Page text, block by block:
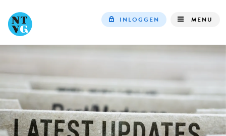
navigation
INLOGGEN MENU